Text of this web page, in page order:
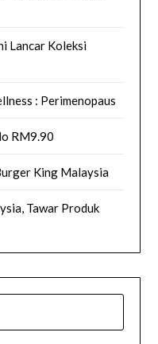
Lancar Koleksi
: Perimenopaus
RM9.90
King Malaysia
Tawar Produk